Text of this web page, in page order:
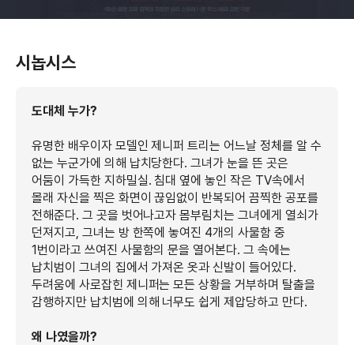
시놉시스
도대체 누가?
유명한 배우이자 모델인 제니퍼 트리는 어느날 정체를 알 수
없는 누군가에 의해 납치당한다. 그녀가 눈을 뜬 곳은
어둠이 가득한 지하밀실. 침대 옆에 놓인 작은 TV속에서
몰래 자신을 찍은 화면이 끊임없이 반복되어 끔찍한 공포를
전해준다. 그 곳을 벗어나고자 몸부림치는 그녀에게 열쇠가
던져지고, 그녀는 방 한쪽에 놓여진 4개의 사물함 중
1번이라고 쓰여진 사물함의 문을 열어본다. 그 속에는
납치범이 그녀의 집에서 가져온 옷과 신발이 들어있다.
두려움에 사로잡힌 제니퍼는 모든 상황을 거부하며 탈출을
감행하지만 납치범에 의해 너무도 쉽게 제압당하고 만다.
왜 나였을까?